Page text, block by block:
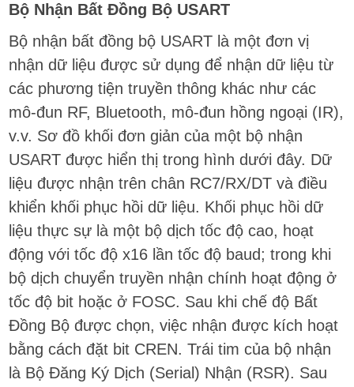
Bộ Nhận Bất Đồng Bộ USART
Bộ nhận bất đồng bộ USART là một đơn vị
nhận dữ liệu được sử dụng để nhận dữ liệu từ
các phương tiện truyền thông khác như các
mô-đun RF, Bluetooth, mô-đun hồng ngoại (IR),
v.v. Sơ đồ khối đơn giản của một bộ nhận
USART được hiển thị trong hình dưới đây. Dữ
liệu được nhận trên chân RC7/RX/DT và điều
khiển khối phục hồi dữ liệu. Khối phục hồi dữ
liệu thực sự là một bộ dịch tốc độ cao, hoạt
động với tốc độ x16 lần tốc độ baud; trong khi
bộ dịch chuyển truyền nhận chính hoạt động ở
tốc độ bit hoặc ở FOSC. Sau khi chế độ Bất
Đồng Bộ được chọn, việc nhận được kích hoạt
bằng cách đặt bit CREN. Trái tim của bộ nhận
là Bộ Đăng Ký Dịch (Serial) Nhận (RSR). Sau